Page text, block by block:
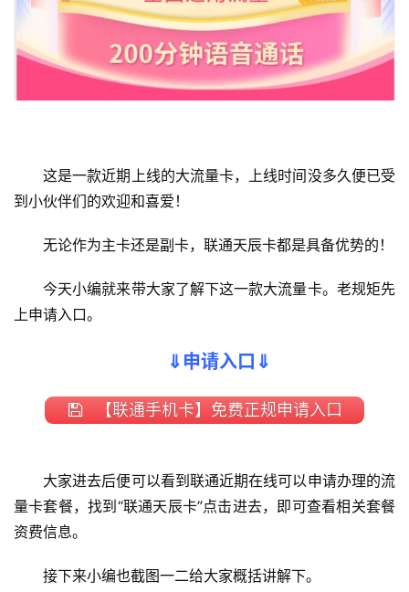
这是一款近期上线的大流量卡，上线时间没多久便已受
到小伙伴们的欢迎和喜爱！
无论作为主卡还是副卡，联通天辰卡都是具备优势的！
今天小编就来带大家了解下这一款大流量卡。老规矩先
上申请入口。
⇓申请入口⇓
【联通手机卡】免费正规申请入口
大家进去后便可以看到联通近期在线可以申请办理的流
量卡套餐，找到“联通天辰卡”点击进去，即可查看相关套餐
资费信息。
接下来小编也截图一二给大家概括讲解下。